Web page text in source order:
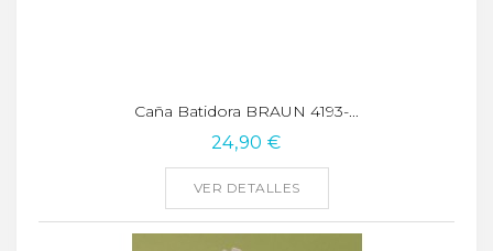
Caña Batidora BRAUN 4193-...
24,90 €
VER DETALLES